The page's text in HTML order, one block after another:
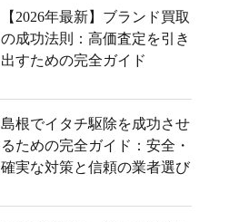
【2026年最新】ブランド買取
の成功法則：高価査定を引き
出すための完全ガイド
島根でイタチ駆除を成功させ
るための完全ガイド：安全・
確実な対策と信頼の業者選び